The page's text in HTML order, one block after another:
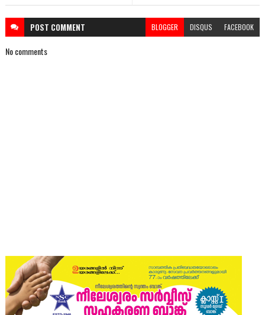
POST COMMENT BLOGGER DISQUS FACEBOOK
No comments